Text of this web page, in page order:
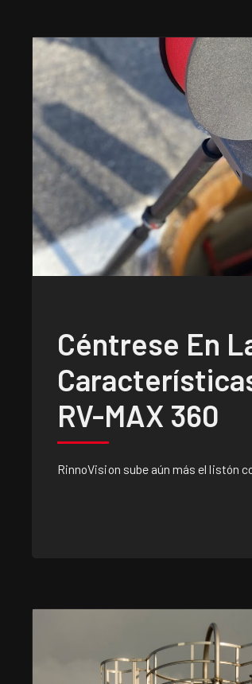
Céntrese En
RV-MAX 360
RinnoVision sube aún más el listón